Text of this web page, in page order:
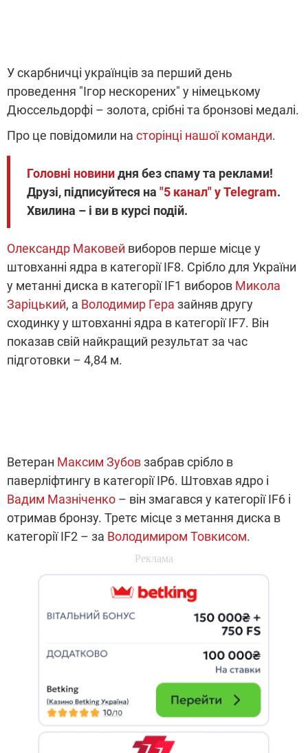
У скарбничці українців за перший день
проведення "Ігор нескорених" у німецькому
Дюссельдорфі – золота, срібні та бронзові медалі.
Про це повідомили на сторінці нашої команди.
Головні новинидня без спаму та реклами!
Друзі, підписуйтеся на "5 канал" у Telegram.
Хвилина – і ви в курсі подій.
Олександр Маковей виборов перше місце у
штовханні ядра в категорії IF8. Срібло для України
у метанні диска в категорії IF1 виборов Микола
Заріцький, а Володимир Гера зайняв другу
сходинку у штовханні ядра в категорії IF7. Він
показав свій найкращий результат за час
підготовки – 4,84 м.
Ветеран Максим Зубовзабрав срібло в
паверліфтингу в категорії IP6. Штовхав ядро і
Вадим Мазніченко – він змагався у категорії IF6 і
отримав бронзу. Третє місце з метання диска в
категорії IF2 – за Володимиром Товкисом.